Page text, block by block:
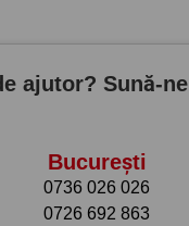
ajutor? Sună-ne
București
0736 026 026
0726 692 863